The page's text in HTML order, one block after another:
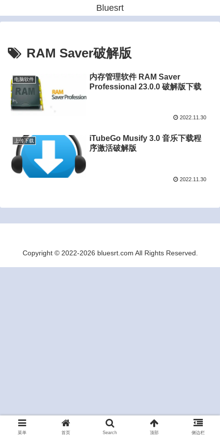
Bluesrt
RAM Saver破解版
电脑软件
内存管理软件 RAM Saver
Professional 23.0.0 破解版下载
2022.11.30
上传下载
iTubeGo Musify 3.0 音乐下载程
序激活破解版
2022.11.30
Copyright © 2022-2026 bluesrt.com All Rights Reserved.
菜单 首页 Search 顶部 侧边栏